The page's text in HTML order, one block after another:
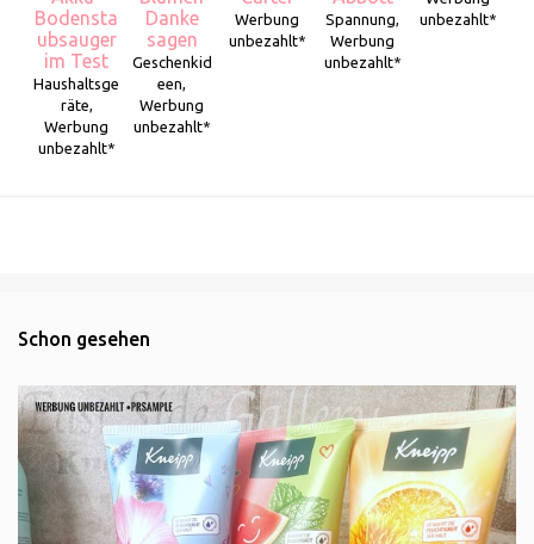
Bodensta
ubsauger
im Test
Haushaltsge
räte,
Werbung
unbezahlt*
Danke
sagen
Geschenkid
een,
Werbung
unbezahlt*
Werbung
unbezahlt*
Spannung,
Werbung
unbezahlt*
unbezahlt*
Schon gesehen